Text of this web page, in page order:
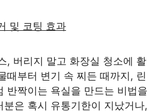
, 버리지 말고 화장실 청소에 활
때부터 변기 속 찌든 때까지, 린
반짝이는 욕실을 만드는 비법을
분은 혹시 유통기한이 지났거나,